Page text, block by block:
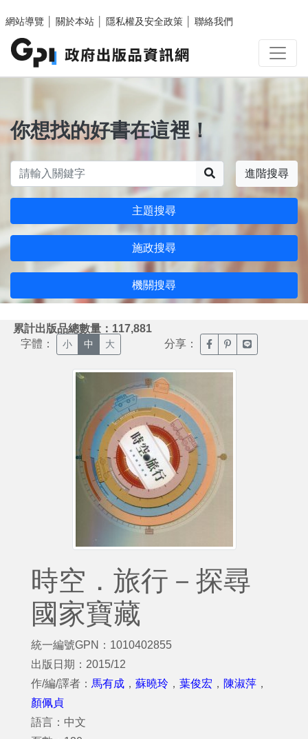
網站導覽
關於本站 隱私權及安全政策 聯絡我們
你想找的好書在這裡！
進階搜尋
主題搜尋
施政搜尋
機關搜尋
累計出版品總數量：117,881
字體： 小 中 大 分享： 臉書分享(另開新視窗)
噗浪分享(另開新
Line分享(另
時空．旅行－探尋
國家寶藏
統一編號GPN：1010402855
出版日期：2015/12
作/編/譯者： 馬有成 ， 蘇曉玲 ， 葉俊宏 ， 陳淑萍 ，
顏佩貞
語言：中文